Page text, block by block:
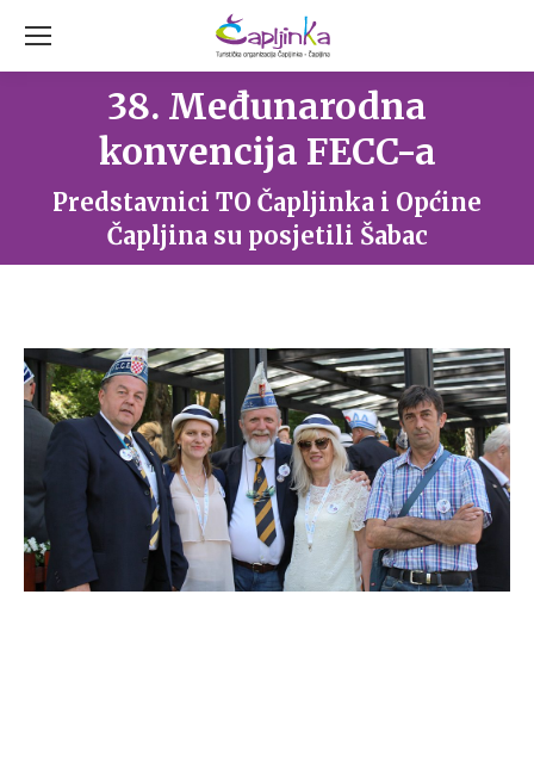
38. Međunarodna
konvencija FECC-a
Predstavnici TO Čapljinka i Općine
Čapljina su posjetili Šabac
You are here: